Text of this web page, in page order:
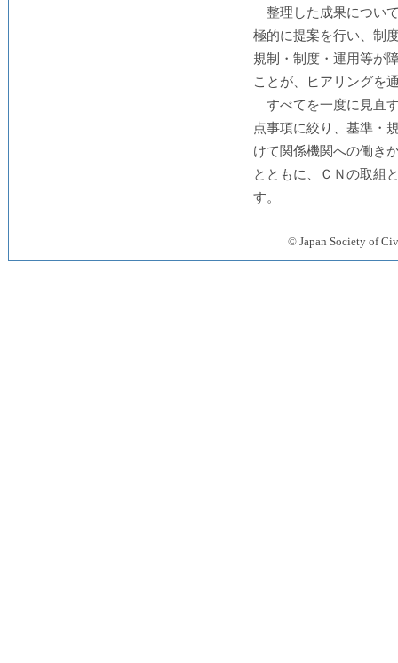
整理した成果につい
極的に提案を行い、制
規制・制度・運用等が
ことが、ヒアリングを
すべてを一度に見直
点事項に絞り、基準・
けて関係機関への働き
とともに、ＣＮの取組
す。
© Japan Society of